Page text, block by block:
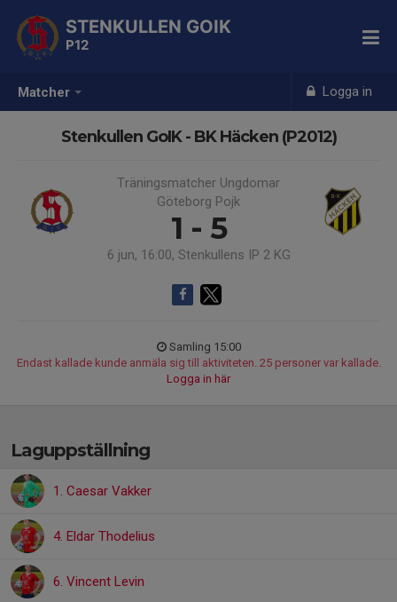
Matcher Logga in
STENKULLEN GOIK
P12
Stenkullen GoIK - BK Häcken (P2012)
Träningsmatcher Ungdomar
Göteborg Pojk
1 - 5
6 jun, 16:00, Stenkullens IP 2 KG
Samling 15:00
Endast kallade kunde anmäla sig till aktiviteten. 25 personer var kallade.
Logga in här
Laguppställning
1. Caesar Vakker
4. Eldar Thodelius
6. Vincent Levin